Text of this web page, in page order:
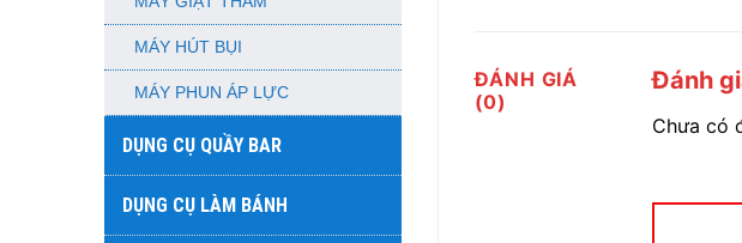
MÁY HÚT BỤI
MÁY PHUN ÁP LỰC
DỤNG CỤ QUẦY BAR
DỤNG CỤ LÀM BÁNH
ĐÁNH GIÁ
(0)
Đánh
Chưa có